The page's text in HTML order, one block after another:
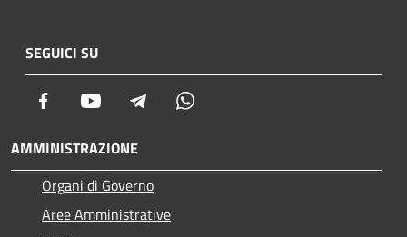
SEGUICI SU
Facebook Youtube Telegram
AMMINISTRAZIONE
Organi di Governo
Aree Amministrative